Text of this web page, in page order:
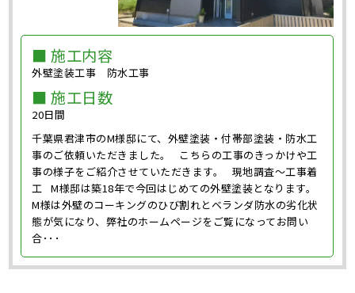
■ 施工内容
外壁塗装工事 防水工事
■ 施工日数
20日間
千葉県君津市のM様邸にて、外壁塗装・付帯部塗装・防水工
事のご依頼いただきました。 こちらの工事のきっかけや工
事の様子をご紹介させていただきます。 現地調査～工事着
工 M様邸は築18年で今回はじめての外壁塗装となります。
M様は外壁のコーキングのひび割れとベランダ防水の劣化状
態が気になり、弊社のホームページをご覧になってお問い
合･･･